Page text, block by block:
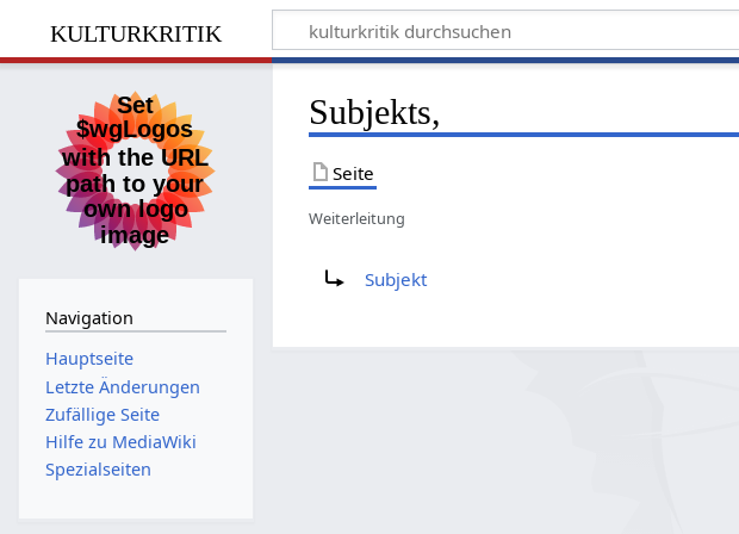
kulturkritik
Subjekts,
Seite
Weiterleitung
Subjekt
Navigation
Hauptseite
Letzte Änderungen
Zufällige Seite
Hilfe zu MediaWiki
Spezialseiten